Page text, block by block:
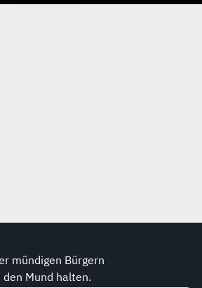
mündigen Bürgern
Mund halten.